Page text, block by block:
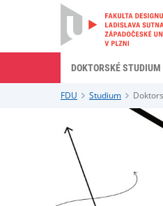
DOKTORSKÉ STUDIUM
FDU Studium